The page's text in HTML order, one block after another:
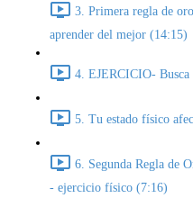
3. Primera regla de
aprender del mejor (14:15)
4. EJERCICIO- Busca
5. Tu estado físico
6. Segunda Regla de
- ejercicio físico (7:16)